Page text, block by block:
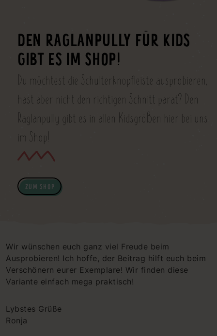
DEN RAGLANPULLY FÜR KIDS
GIBT ES IM SHOP!
Du möchtest die Schulterknopfleiste ausprobieren,
hast aber nicht den richtigen Schnitt parat? Den
Raglanpully gibt es in allen Kidsgrößen hier bei uns
im Shop!
ZUM SHOP
Wir wünschen euch ganz viel Freude beim
Ausprobieren! Ich hoffe, der Beitrag hilft euch beim
Verschönern eurer Exemplare! Wir finden diese
Variante einfach mega praktisch!
Lybstes Grüße
Ronja